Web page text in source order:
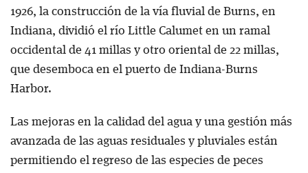
1926, la construcción de la vía fluvial de Burns, en
Indiana, dividió el río Little Calumet en un ramal
occidental de 41 millas y otro oriental de 22 millas,
que desemboca en el puerto de Indiana-Burns
Harbor.
Las mejoras en la calidad del agua y una gestión más
avanzada de las aguas residuales y pluviales están
permitiendo el regreso de las especies de peces